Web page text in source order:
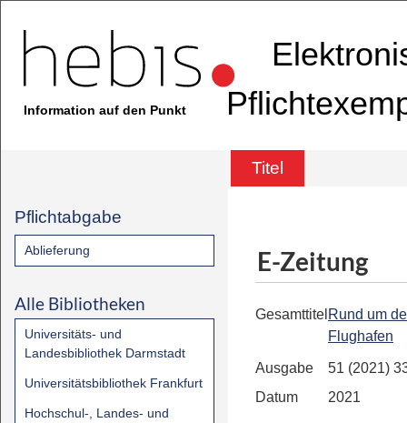
Information auf den Punkt
Titel
Pflichtabgabe
Ablieferung
Alle Bibliotheken
Universitäts- und
Landesbibliothek Darmstadt
Universitätsbibliothek Frankfurt
Hochschul-, Landes- und
E-Zeitung
Gesamttitel Rund um
Flughafen
Ausgabe
51 (2021)
Datum
2021